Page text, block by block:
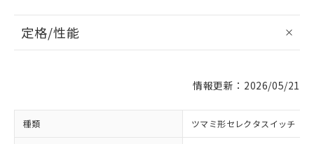
定格/性能
情報更新：2026/05/21
種類 ツマミ形セレクタスイッチ